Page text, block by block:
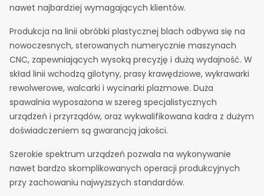
nawet najbardziej wymagających klientów.
Produkcja na linii obróbki plastycznej blach odbywa się na
nowoczesnych, sterowanych numerycznie maszynach
CNC, zapewniających wysoką precyzję i dużą wydajność. W
skład linii wchodzą gilotyny, prasy krawędziowe, wykrawarki
rewolwerowe, walcarki i wycinarki plazmowe. Duża
spawalnia wyposażona w szereg specjalistycznych
urządzeń i przyrządów, oraz wykwalifikowana kadra z dużym
doświadczeniem są gwarancją jakości.
Szerokie spektrum urządzeń pozwala na wykonywanie
nawet bardzo skomplikowanych operacji produkcyjnych
przy zachowaniu najwyższych standardów.